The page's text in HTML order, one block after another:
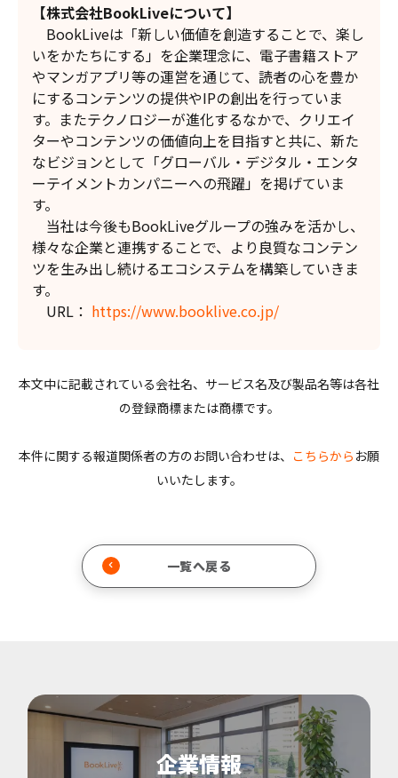
【株式会社BookLiveについて】
BookLiveは「新しい価値を創造することで、楽し
いをかたちにする」を企業理念に、電子書籍ストア
やマンガアプリ等の運営を通じて、読者の心を豊か
にするコンテンツの提供やIPの創出を行っていま
す。またテクノロジーが進化するなかで、クリエイ
ターやコンテンツの価値向上を目指すと共に、新た
なビジョンとして「グローバル・デジタル・エンタ
ーテイメントカンパニーへの飛躍」を掲げていま
す。
当社は今後もBookLiveグループの強みを活かし、
様々な企業と連携することで、より良質なコンテン
ツを生み出し続けるエコシステムを構築していきま
す。
URL： https://www.booklive.co.jp/
本文中に記載されている会社名、サービス名及び製品名等は各社
の登録商標または商標です。
本件に関する報道関係者の方のお問い合わせは、 こちらから お願
いいたします。
一覧へ戻る
企業情報